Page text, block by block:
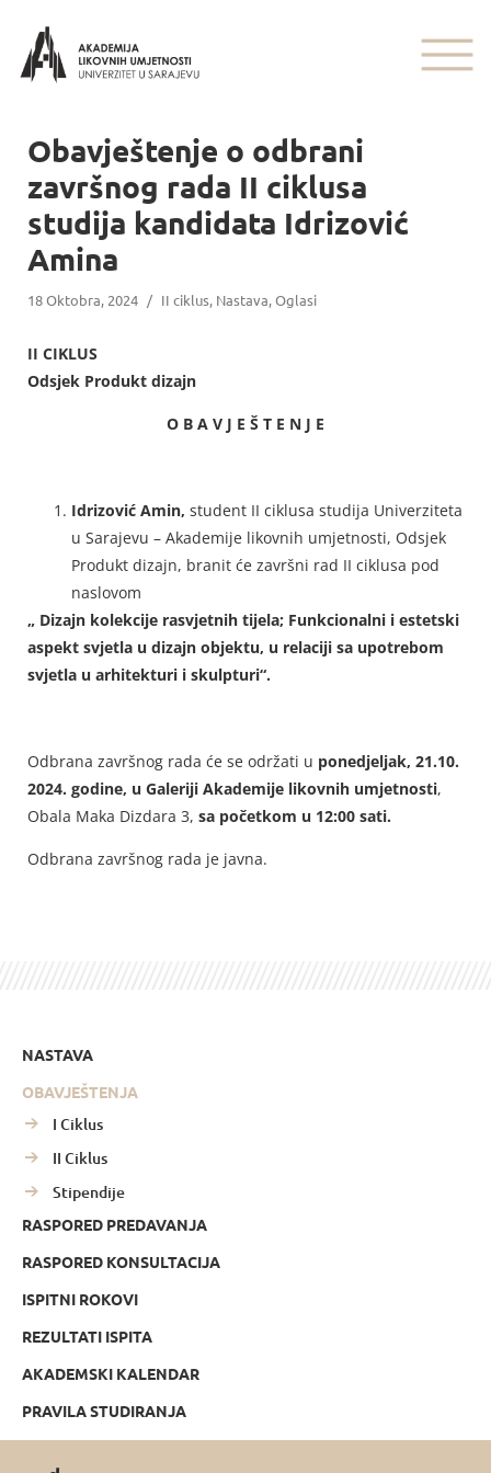
Obavještenje o odbrani
završnog rada II ciklusa
studija kandidata Idrizović
Amina
18 Oktobra, 2024 / II ciklus, Nastava,Oglasi
II CIKLUS
Odsjek Produkt dizajn
O B A V J E Š T E N J E
Idrizović Amin, student II ciklusa studija Univerziteta
u Sarajevu – Akademije likovnih umjetnosti, Odsjek
Produkt dizajn, branit će završni rad II ciklusa pod
naslovom
„ Dizajn kolekcije rasvjetnih tijela; Funkcionalni i estetski
aspekt svjetla u dizajn objektu, u relaciji sa upotrebom
svjetla u arhitekturi i skulpturi“.
Odbrana završnog rada će se održati u ponedjeljak, 21.10.
2024. godine, u Galeriji Akademije likovnih umjetnosti,
Obala Maka Dizdara 3, sa početkom u 12:00 sati.
Odbrana završnog rada je javna.
NASTAVA
OBAVJEŠTENJA
I Ciklus
II Ciklus
Stipendije
RASPORED PREDAVANJA
RASPORED KONSULTACIJA
ISPITNI ROKOVI
REZULTATI ISPITA
AKADEMSKI KALENDAR
PRAVILA STUDIRANJA